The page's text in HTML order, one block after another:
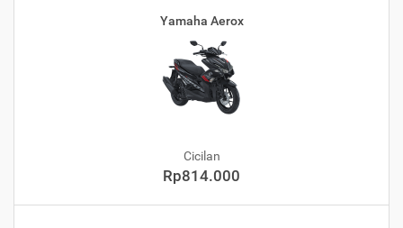
Yamaha Aerox
Cicilan
Rp814.000